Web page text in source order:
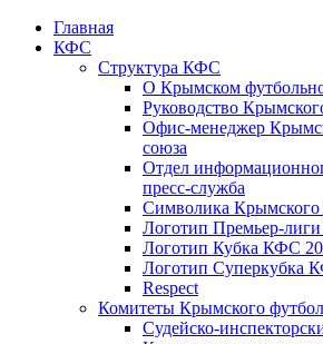
Главная
КФС
Структура КФС
О Крымском
Руководство
Офис-менеджер
союза
Отдел
пресс-служба
Символика Крымского
Логотип Премьер-
Логотип Кубка КФС
Логотип Суперкубка
Respect
Комитеты Крымского
Судейско-